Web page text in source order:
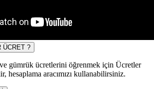
ÜCRET ?
gümrük ücretlerini öğrenmek için Ücretler
hesaplama aracımızı kullanabilirsiniz.